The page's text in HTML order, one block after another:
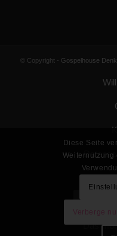
© Copyright - Gospelhouse
Das
Diese Seite
Weiternutzung
Verberge